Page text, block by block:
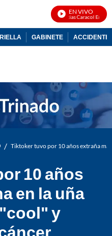
EN VIVO
Noticias Caracol En Vivo
GABINETE ACCIDENTE
/ Tiktoker tuvo por 10 años extraña
10 años
en la uña
y